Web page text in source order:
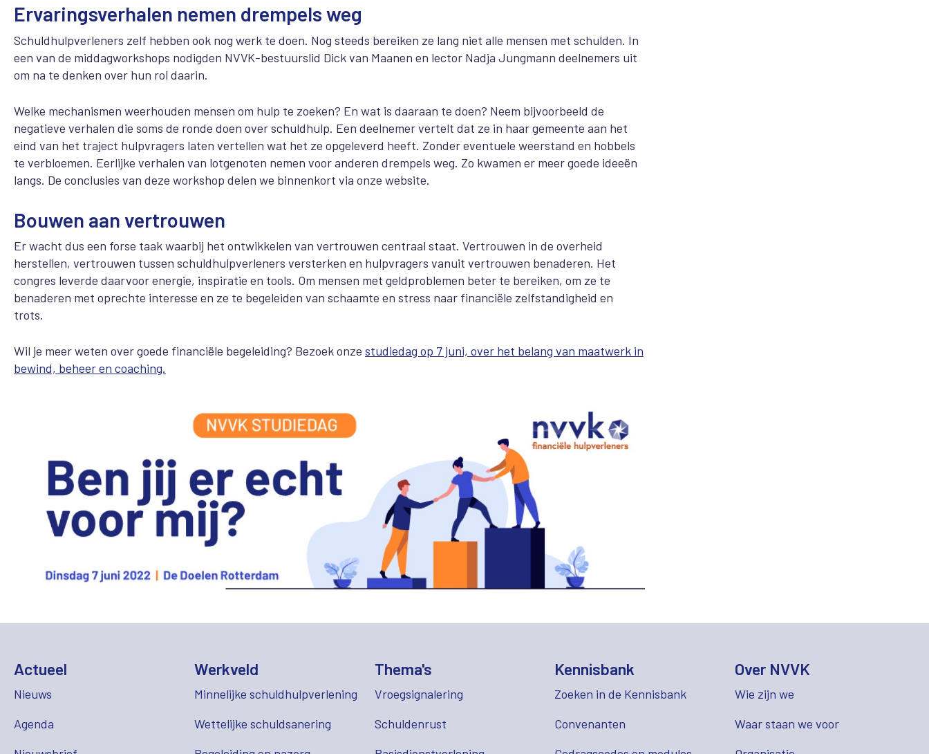
Ervaringsverhalen nemen drempels weg
Schuldhulpverleners zelf hebben ook nog werk te doen. Nog steeds bereiken ze lang niet alle mensen met schulden. In
een van de middagworkshops nodigden NVVK-bestuurslid Dick van Maanen en lector Nadja Jungmann deelnemers uit
om na te denken over hun rol daarin.
Welke mechanismen weerhouden mensen om hulp te zoeken? En wat is daaraan te doen? Neem bijvoorbeeld de
negatieve verhalen die soms de ronde doen over schuldhulp. Een deelnemer vertelt dat ze in haar gemeente aan het
eind van het traject hulpvragers laten vertellen wat het ze opgeleverd heeft. Zonder eventuele weerstand en hobbels
te verbloemen. Eerlijke verhalen van lotgenoten nemen voor anderen drempels weg. Zo kwamen er meer goede ideeën
langs. De conclusies van deze workshop delen we binnenkort via onze website.
Bouwen aan vertrouwen
Er wacht dus een forse taak waarbij het ontwikkelen van vertrouwen centraal staat. Vertrouwen in de overheid
herstellen, vertrouwen tussen schuldhulpverleners versterken en hulpvragers vanuit vertrouwen benaderen. Het
congres leverde daarvoor energie, inspiratie en tools. Om mensen met geldproblemen beter te bereiken, om ze te
benaderen met oprechte interesse en ze te begeleiden van schaamte en stress naar financiële zelfstandigheid en
trots.
Wil je meer weten over goede financiële begeleiding? Bezoek onze studiedag op 7 juni, over het belang van maatwerk in
bewind, beheer en coaching.
Actueel
Nieuws
Agenda
Werkveld
Minnelijke schuldhulpverlening
Wettelijke schuldsanering
Thema's
Vroegsignalering
Schuldenrust
Kennisbank
Zoeken in de Kennisbank
Convenanten
Over NVVK
Wie zijn we
Waar staan we voor